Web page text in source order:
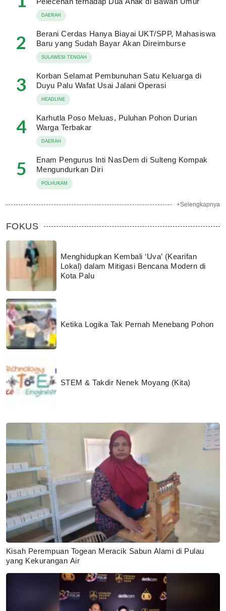
DAERAH
2
Berani Cerdas Hanya Biayai UKT/SPP, Mahasiswa
Baru yang Sudah Bayar Akan Direimburse
SULAWESI TENGAH
3
Korban Selamat Pembunuhan Satu Keluarga di
Duyu Palu Wafat Usai Jalani Operasi
HEADLINE
4
Karhutla Poso Meluas, Puluhan Pohon Durian
Warga Terbakar
DAERAH
5
Enam Pengurus Inti NasDem di Sulteng Kompak
Mengundurkan Diri
POLHUKAM
+Selengkapnya
FOKUS
Menghidupkan Kembali ‘Uva’ (Kearifan
Lokal) dalam Mitigasi Bencana Modern di
Kota Palu
Ketika Logika Tak Pernah Menebang Pohon
STEM & Takdir Nenek Moyang (Kita)
Kisah Perempuan Togean Meracik Sabun Alami di Pulau
yang Kekurangan Air